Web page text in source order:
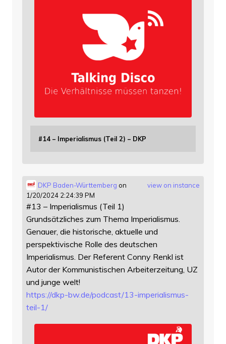
#14 – Imperialismus (Teil 2) – DKP
view on instance
DKP Baden-Württemberg on
1/20/2024 2:24:39 PM
#13 – Imperialismus (Teil 1)
Grundsätzliches zum Thema Imperialismus.
Genauer, die historische, aktuelle und
perspektivische Rolle des deutschen
Imperialismus. Der Referent Conny Renkl ist
Autor der Kommunistischen Arbeiterzeitung, UZ
und junge welt!
https://dkp-bw.de/podcast/13-imperialismus-
teil-1/